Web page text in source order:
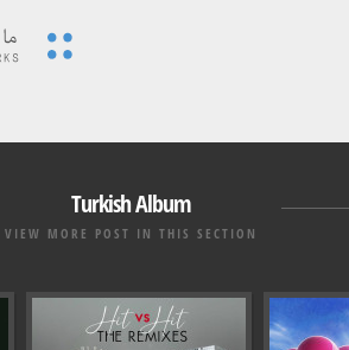
Turkish Album
VIEW MORE POST IN THIS SECTION